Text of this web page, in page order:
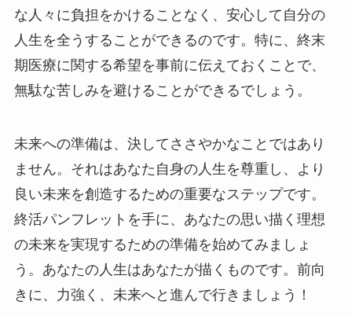
な人々に負担をかけることなく、安心して自分の
人生を全うすることができるのです。特に、終末
期医療に関する希望を事前に伝えておくことで、
無駄な苦しみを避けることができるでしょう。
未来への準備は、決してささやかなことではあり
ません。それはあなた自身の人生を尊重し、より
良い未来を創造するための重要なステップです。
終活パンフレットを手に、あなたの思い描く理想
の未来を実現するための準備を始めてみましょ
う。あなたの人生はあなたが描くものです。前向
きに、力強く、未来へと進んで行きましょう！